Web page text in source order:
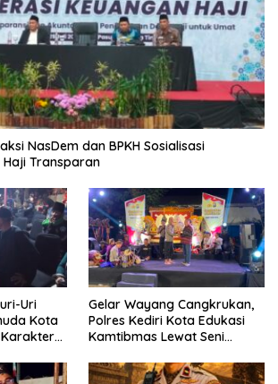
NasDem dan BPKH Sosialisasi
Haji Transparan
Uri
Kota
Gelar Wayang Cangkrukan,
Polres Kediri Kota Edukasi
Kamtibmas Lewat Seni